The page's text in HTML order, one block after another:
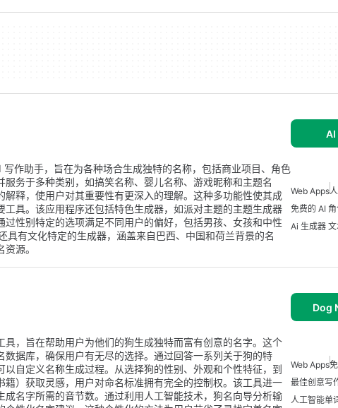
AI
作助手，旨在为各种场合生成独特的名称，包括商业项目、角色
务于多种类别，如搞笑名称、婴儿名称、游戏昵称和主题名
解释，使用户对其重要性有更深入的理解。这种多功能性使其成
工具。该应用程序还包括特色生成器，如派对主题的主题生成器
性别特定的选项满足不同用户的偏好，包括男孩、女孩和中性
具有文化特定的生成器，涵盖来自巴西、中国和荷兰背景的名
源。
Web Apps
免费的 AI
Ai 生成器
Dog
具，旨在帮助用户为他们的狗生成独特而富有创意的名字。这个
数据库，确保用户有无尽的选择。通过回答一系列关于狗的特
自定义名称生成过程。从选择狗的性别、外观和个性特征，到
籍）获取灵感，用户对命名标准拥有完全的控制权。该工具进一
成名字所需的音节数。通过利用人工智能技术，狗名向导分析输
Web Apps
最佳创意写
人工智能单